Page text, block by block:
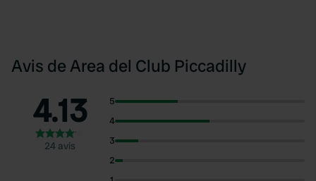
Avis de Area del Club Piccadilly
4.13
24 avis
5
4
3
2